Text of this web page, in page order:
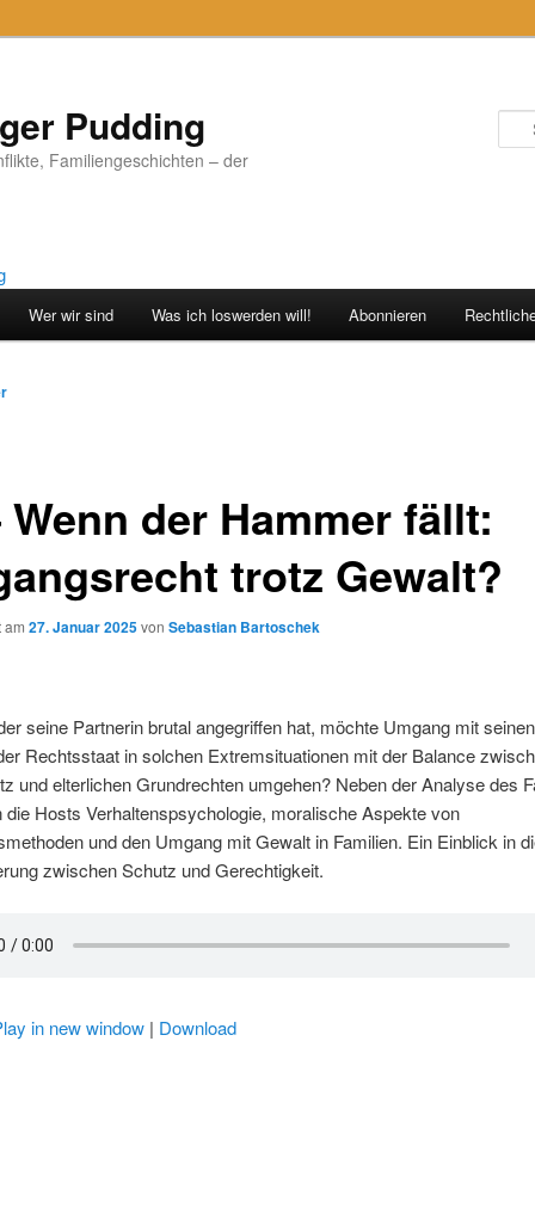
Pudding
Familiengeschichten – der
Wer wir sind Was ich loswerden will! Abonnieren
Wenn der Hammer fällt:
trotz Gewalt?
am27. Januar 2025 vonSebastian Bartoschek
seine Partnerin brutal angegriffen hat, möchte Umgang mit
Rechtsstaat in solchen Extremsituationen mit der Balance
und elterlichen Grundrechten umgehen? Neben der Analyse des
die Hosts Verhaltenspsychologie, moralische Aspekte von
und den Umgang mit Gewalt in Familien. Ein Einblick in
zwischen Schutz und Gerechtigkeit.
in new window | Download